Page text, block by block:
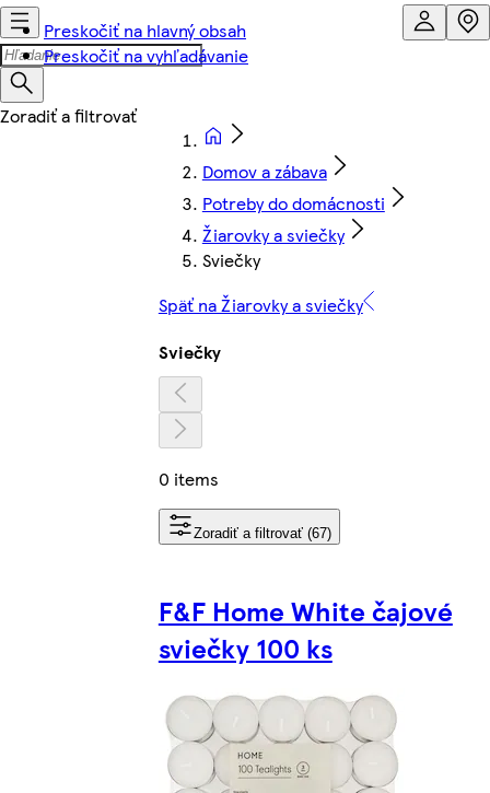
Preskočiť na hlavný obsah
Preskočiť na vyhľadávanie
Domov a zábava
Potreby do domácnosti
Žiarovky a sviečky
Sviečky
Späť na Žiarovky a sviečky
Sviečky
0 items
Zoradiť a filtrovať (67)
F&F Home White čajové
sviečky 100 ks